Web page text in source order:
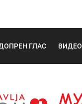
ГЛАС ВИДЕО